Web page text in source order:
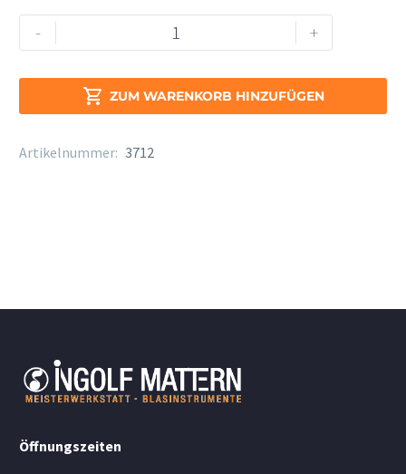
-
Yamaha
YCL
22
+
 ZUM WARENKORB HINZUFÜGEN
Alternative:
Artikelnummer: 3712
Öffnungszeiten